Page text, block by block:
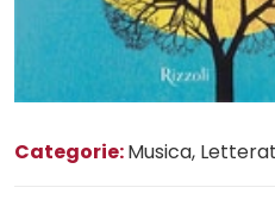
Categorie:Musica,